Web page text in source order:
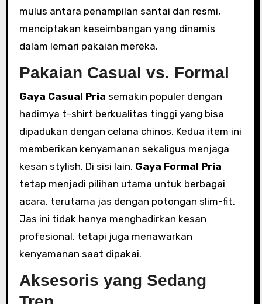
mulus antara penampilan santai dan resmi,
menciptakan keseimbangan yang dinamis
dalam lemari pakaian mereka.
Pakaian Casual vs. Formal
Gaya Casual Pria semakin populer dengan
hadirnya t-shirt berkualitas tinggi yang bisa
dipadukan dengan celana chinos. Kedua item ini
memberikan kenyamanan sekaligus menjaga
kesan stylish. Di sisi lain, Gaya Formal Pria
tetap menjadi pilihan utama untuk berbagai
acara, terutama jas dengan potongan slim-fit.
Jas ini tidak hanya menghadirkan kesan
profesional, tetapi juga menawarkan
kenyamanan saat dipakai.
Aksesoris yang Sedang